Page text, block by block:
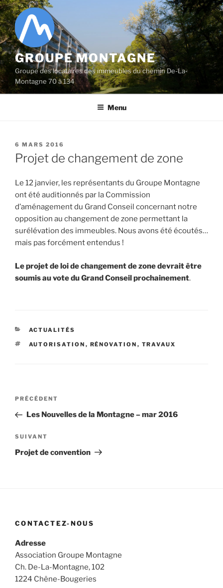
Aller
au
contenu
principal
GROUPE MONTAGNE
Groupe des locataires des immeubles du chemin De-La-
Montagne 70 à 134
Menu
PUBLIÉ
LE
6 MARS 2016
Projet de changement de zone
Le 12 janvier, les représentants du Groupe Montagne
ont été auditionnés par la Commission
d’aménagement du Grand Conseil concernant notre
opposition au changement de zone permettant la
surélévation des immeubles. Nous avons été écoutés…
mais pas forcément entendus !
Le projet de loi de changement de zone devrait être
soumis au vote du Grand Conseil prochainement.
CATÉGORIES
ACTUALITÉS
ÉTIQUETTES
AUTORISATION , RÉNOVATION , TRAVAUX
Navigation
l’article
Article
précédent
PRÉCÉDENT
Les Nouvelles de la Montagne – mar 2016
Article
suivant
SUIVANT
Projet de convention
CONTACTEZ-NOUS
Adresse
Association Groupe Montagne
Ch. De-La-Montagne, 102
1224 Chêne-Bougeries